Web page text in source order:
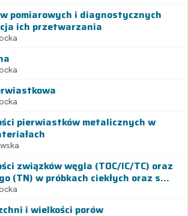
pomiarowych i diagnostycznych
ich przetwarzania
pierwiastków metalicznych w
związków węgla (TOC/IC/TC) oraz
(TN) w próbkach ciekłych oraz s...
i wielkości porów